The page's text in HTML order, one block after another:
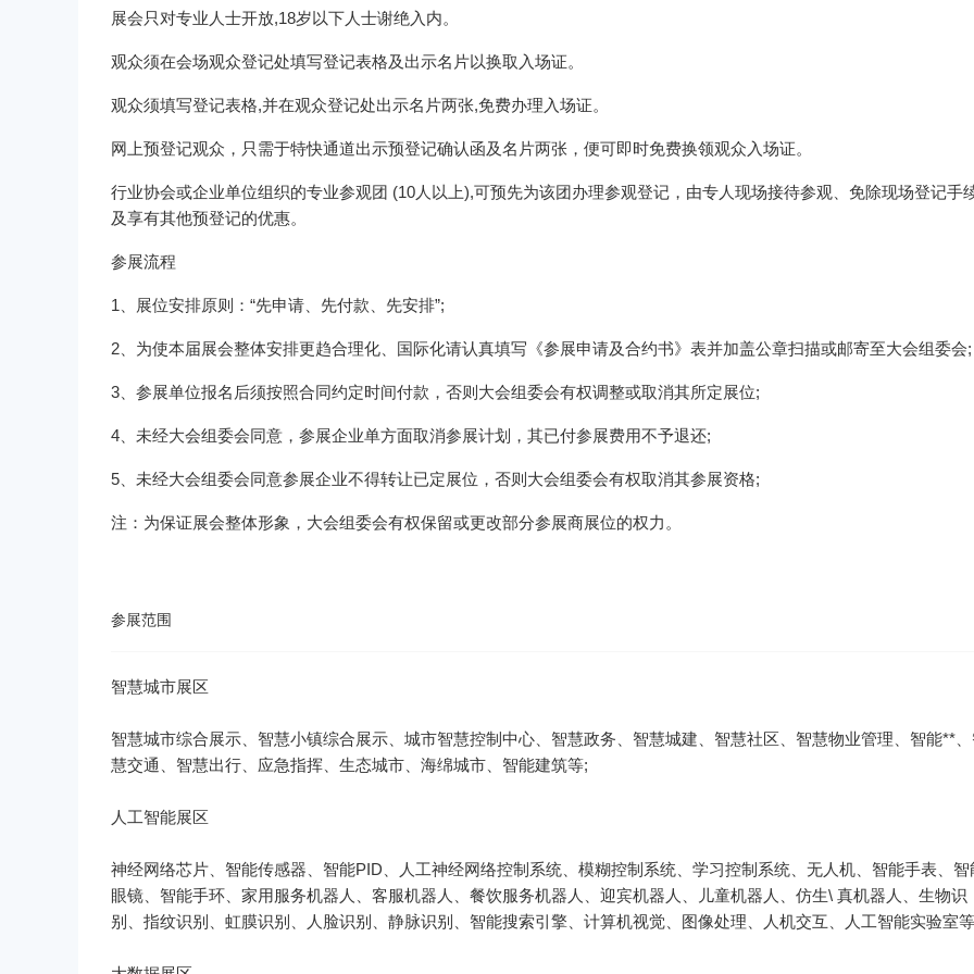
展会只对专业人士开放,18岁以下人士谢绝入内。
观众须在会场观众登记处填写登记表格及出示名片以换取入场证。
观众须填写登记表格,并在观众登记处出示名片两张,免费办理入场证。
网上预登记观众，只需于特快通道出示预登记确认函及名片两张，便可即时免费换领观众入场证。
行业协会或企业单位组织的专业参观团 (10人以上),可预先为该团办理参观登记，由专人现场接待参观、免除现场登记手
及享有其他预登记的优惠。
参展流程
1、展位安排原则：“先申请、先付款、先安排”;
2、为使本届展会整体安排更趋合理化、国际化请认真填写《参展申请及合约书》表并加盖公章扫描或邮寄至大会组委会;
3、参展单位报名后须按照合同约定时间付款，否则大会组委会有权调整或取消其所定展位;
4、未经大会组委会同意，参展企业单方面取消参展计划，其已付参展费用不予退还;
5、未经大会组委会同意参展企业不得转让已定展位，否则大会组委会有权取消其参展资格;
注：为保证展会整体形象，大会组委会有权保留或更改部分参展商展位的权力。
参展范围
智慧城市综合展示、智慧小镇综合展示、城市智慧控制中心、智慧政务、智慧城建、智慧社区、智慧物业管理、智能**
神经网络芯片、智能传感器、智能PID、人工神经网络控制系统、模糊控制系统、学习控制系统、无人机、智能手表、智
眼镜、智能手环、家用服务机器人、客服机器人、餐饮服务机器人、迎宾机器人、儿童机器人、仿生\ 真机器人、生物识